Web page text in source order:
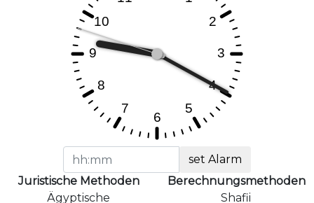
set Alarm
Juristische Methoden
Ägyptische
Berechnungsmethoden
Shafii